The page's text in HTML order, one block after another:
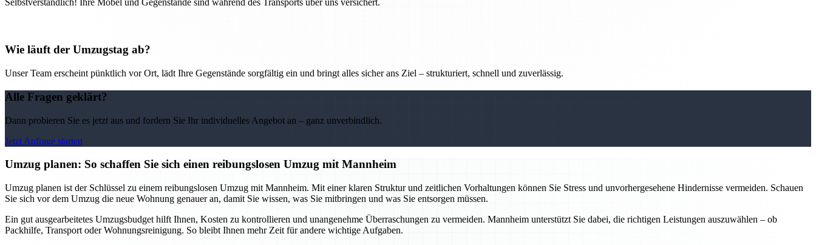
Wie läuft der Umzugstag ab?
Unser Team erscheint pünktlich vor Ort, lädt Ihre Gegenstände sorgfältig ein und bringt alles sicher ans Ziel – strukturiert, schnell und zuverlässig.
Alle Fragen geklärt?
Dann probieren Sie es jetzt aus und fordern Sie Ihr individuelles Angebot an – ganz unverbindlich.
Jetzt Anfrage starten
Umzug planen: So schaffen Sie sich einen reibungslosen Umzug mit Mannheim
Umzug planen ist der Schlüssel zu einem reibungslosen Umzug mit Mannheim. Mit einer klaren Struktur und zeitlichen Vorhaltungen können Sie Stress und unvorhergesehene Hindernisse vermeiden. Schauen
Sie sich vor dem Umzug die neue Wohnung genauer an, damit Sie wissen, was Sie mitbringen und was Sie entsorgen müssen.
Ein gut ausgearbeitetes Umzugsbudget hilft Ihnen, Kosten zu kontrollieren und unangenehme Überraschungen zu vermeiden. Mannheim unterstützt Sie dabei, die richtigen Leistungen auszuwählen – ob
Packhilfe, Transport oder Wohnungsreinigung. So bleibt Ihnen mehr Zeit für andere wichtige Aufgaben.